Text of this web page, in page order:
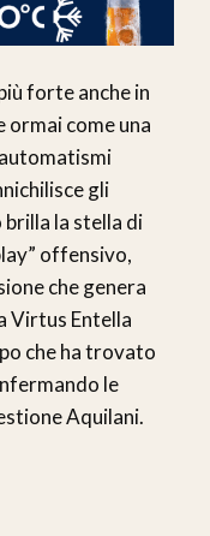
forte anche in
ormai come una
gli
la stella di
offensivo,
che genera
Virtus Entella
che ha trovato
le
Aquilani.